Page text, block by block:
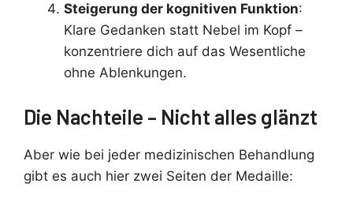
Steigerung der kognitiven Funktion:
Klare Gedanken statt Nebel im Kopf –
konzentriere dich auf das Wesentliche
ohne Ablenkungen.
Die Nachteile – Nicht alles glänzt
Aber wie bei jeder medizinischen Behandlung
gibt es auch hier zwei Seiten der Medaille: